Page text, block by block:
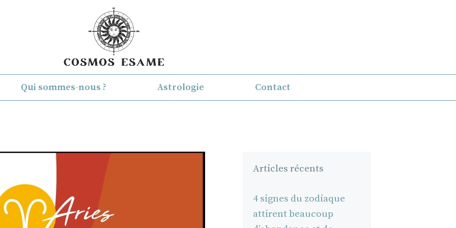
Qui sommes-nous ? Astrologie Contact
Articles récents
4 signes du zodiaque
attirent beaucoup